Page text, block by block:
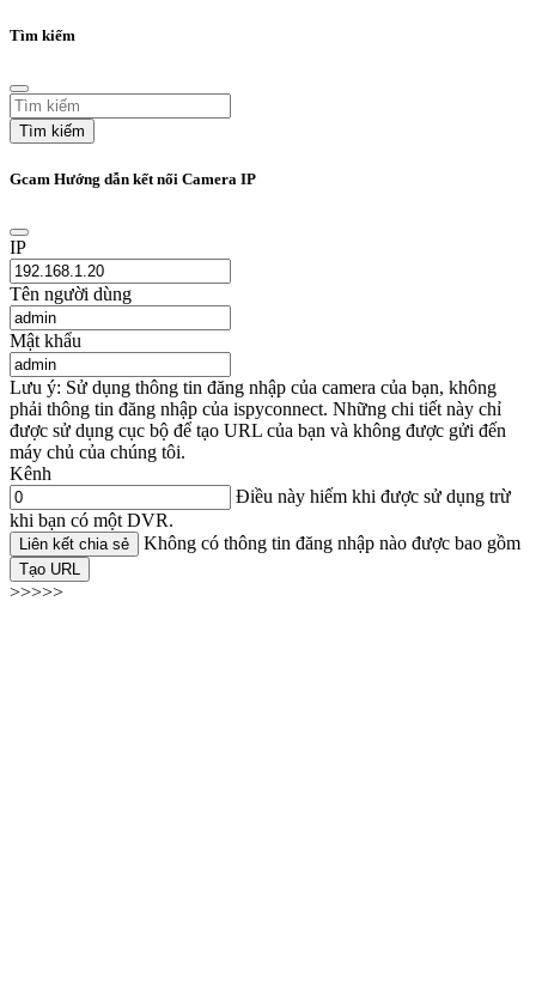
Tìm kiếm
Tìm kiếm
Gcam Hướng dẫn kết nối Camera IP
IP
Tên người dùng
Mật khẩu
Lưu ý: Sử dụng thông tin đăng nhập của camera của bạn, không
phải thông tin đăng nhập của ispyconnect. Những chi tiết này chỉ
được sử dụng cục bộ để tạo URL của bạn và không được gửi đến
máy chủ của chúng tôi.
Kênh
Điều này hiếm khi được sử dụng trừ
khi bạn có một DVR.
Liên kết chia sẻ Không có thông tin đăng nhập nào được bao gồm
Tạo URL
>>>>>